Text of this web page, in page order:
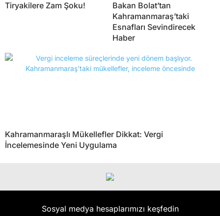
Tiryakilere Zam Şoku!
Bakan Bolat’tan
Kahramanmaraş’taki
Esnafları Sevindirecek
Haber
Kahramanmaraşlı Mükellefler Dikkat: Vergi
İncelemesinde Yeni Uygulama
Sosyal medya hesaplarımızı keşfedin